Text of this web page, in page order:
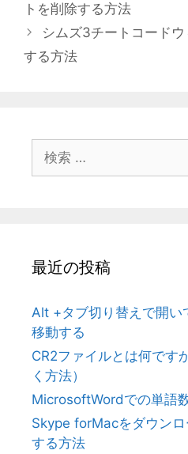
リ
ー
トを削除する方法
シムズ3チートコード
する方法
索:
最近の投稿
Alt +タブ切り替えで開い
移動する
CR2ファイルとは何です
く方法）
MicrosoftWordでの単語
Skype forMacをダウン
する方法